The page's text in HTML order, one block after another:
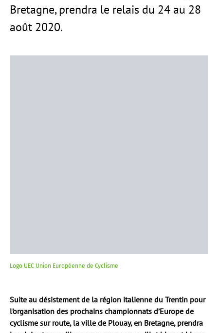
Bretagne, prendra le relais du 24 au 28
août 2020.
Logo UEC Union Européenne de Cyclisme
Suite au désistement de la région italienne du Trentin pour
l’organisation des prochains championnats d’Europe de
cyclisme sur route, la ville de Plouay, en Bretagne, prendra